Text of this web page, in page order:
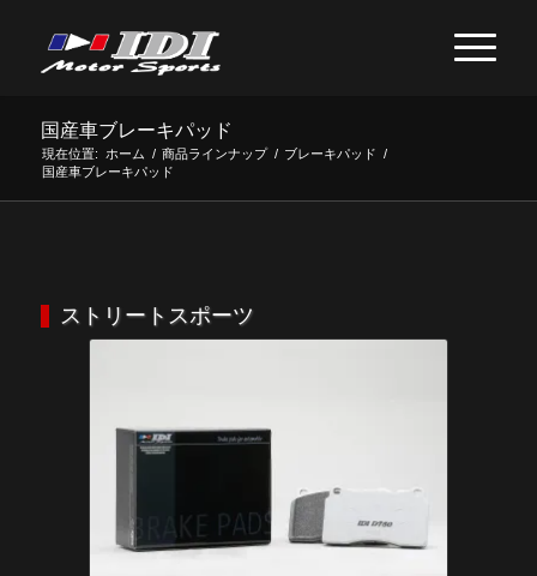
国産車ブレーキパッド
現在位置: ホーム / 商品ラインナップ / ブレーキパッド /
国産車ブレーキパッド
ストリートスポーツ